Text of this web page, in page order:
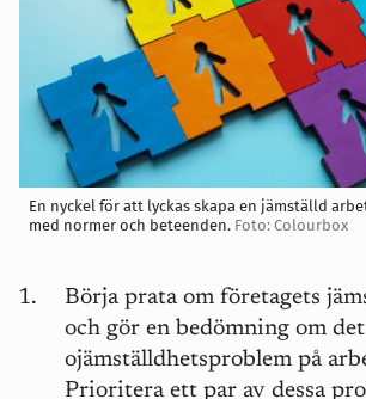
En nyckel för att lyckas skapa en jämställd
med normer och beteenden. Foto: Colourbox
Börja prata om företagets
och gör en bedömning om
ojämställdhetsproblem på
Prioritera ett par av dessa